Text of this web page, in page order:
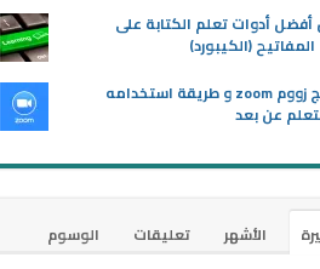
أفضل أدوات تعلم الكتابة على
(الكيبورد)
برنامج زووم zoom و طريقة استخدامه
عن بعد
الأشهر تعليقات
الوسوم